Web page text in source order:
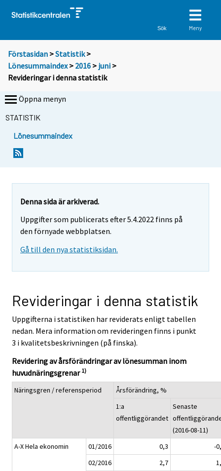
Sök Meny
Förstasidan >Statistik >
Lönesummaindex> 2016 > juni >
Revideringar i denna statistik
Öppna menyn
STATISTIK
Lönesummaindex
Denna sida är arkiverad.
Uppgifter som publicerats efter 5.4.2022 finns på
den förnyade webbplatsen.
Gå till den nya statistiksidan.
Revideringar i denna statistik
Uppgifterna i statistiken har reviderats enligt tabellen
nedan. Mera information om revideringen finns i punkt
3 i kvalitetsbeskrivningen (på finska).
Revidering av årsförändringar av lönesumman inom
huvudnäringsgrenar 1)
Näringsgren / referensperiod
Årsförändring, %
1:a
offentliggörandet
Senaste
(2016-08-11)
A-X Hela ekonomin
01/2016 0,3
-
02/2016
2,7